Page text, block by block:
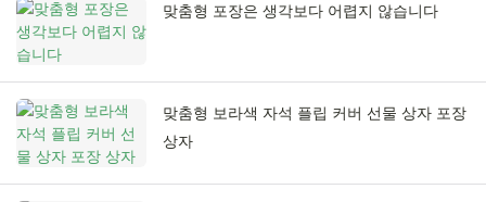
맞춤형 포장은 생각보다 어렵지 않습니다
맞춤형 보라색 자석 플립 커버 선물 상자 포장
상자